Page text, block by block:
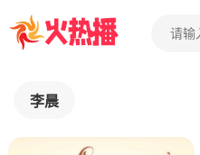
李晨